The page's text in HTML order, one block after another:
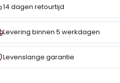
14 dagen retourtijd
Levering binnen 5 werkdagen
Levenslange garantie